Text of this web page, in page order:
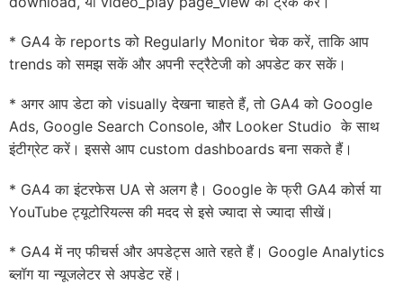
* GA4 के reports को Regularly Monitor चेक करें, ताकि आप
trends को समझ सकें और अपनी स्ट्रैटेजी को अपडेट कर सकें।
* अगर आप डेटा को visually देखना चाहते हैं, तो GA4 को Google
Ads, Google Search Console, और Looker Studio के साथ
इंटीग्रेट करें। इससे आप custom dashboards बना सकते हैं।
* GA4 का इंटरफेस UA से अलग है। Google के फ्री GA4 कोर्स या
YouTube ट्यूटोरियल्स की मदद से इसे ज्यादा से ज्यादा सीखें।
* GA4 में नए फीचर्स और अपडेट्स आते रहते हैं। Google Analytics
ब्लॉग या न्यूजलेटर से अपडेट रहें।